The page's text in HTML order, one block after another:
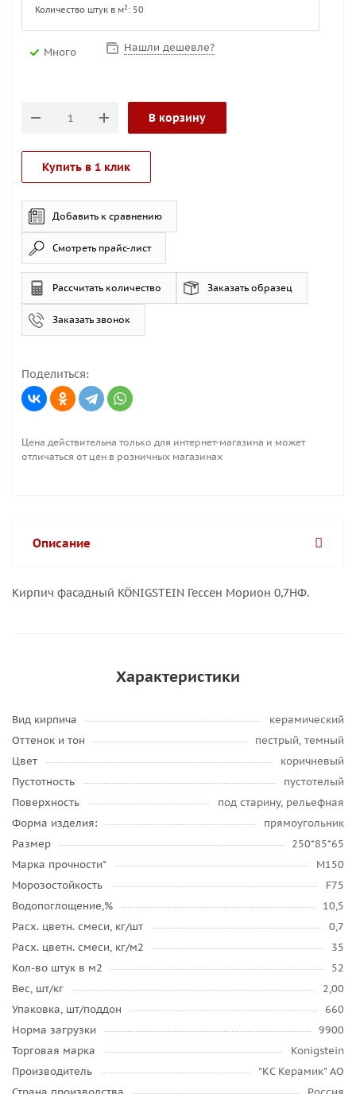
Количество штук в м2 : 50
Много Нашли дешевле?
В корзину
Купить в 1 клик
Смотреть прайс-лист
Добавить к сравнению
Рассчитать количество Заказать образец
Заказать звонок
Поделиться:
Цена действительна только для интернет-магазина и может
отличаться от цен в розничных магазинах
Описание
Кирпич фасадный KÖNIGSTEIN Гессен Морион 0,7НФ.
Характеристики
Вид кирпича
керамический
Оттенок и тон
пестрый, темный
Цвет
коричневый
Пустотность
пустотелый
Поверхность
под старину, рельефная
Форма изделия:
прямоугольник
Размер
250*85*65
Марка прочности*
М150
Морозостойкость
F75
Водопоглощение,%
10,5
Расх. цветн. смеси, кг/шт
0,7
Расх. цветн. смеси, кг/м2
35
Кол-во штук в м2
52
Вес, шт/кг
2,00
Упаковка, шт/поддон
660
Норма загрузки
9900
Торговая марка
Konigstein
Производитель
"КС Керамик" АО